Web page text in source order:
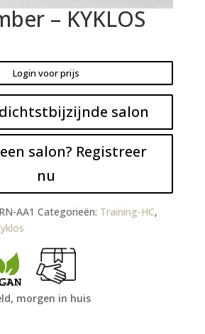
– KYKLOS
Login voor prijs
salon
salon? Registreer
nu
AA1 Categorieën: Training-HC,
morgen in huis